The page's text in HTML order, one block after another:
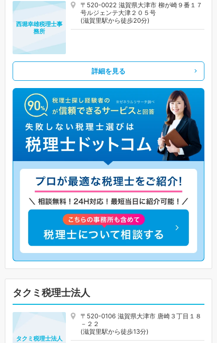
〒520-0022 滋賀県大津市 柳が崎９番１７
号ルジェンテ大津２０５号
(滋賀里駅から徒歩20分)
西堀幸雄税理士事
務所
詳細を見る
タクミ税理士法人
〒520-0106 滋賀県大津市 唐崎３丁目１８
－２２
(滋賀里駅から徒歩13分)
タクミ税理士法人